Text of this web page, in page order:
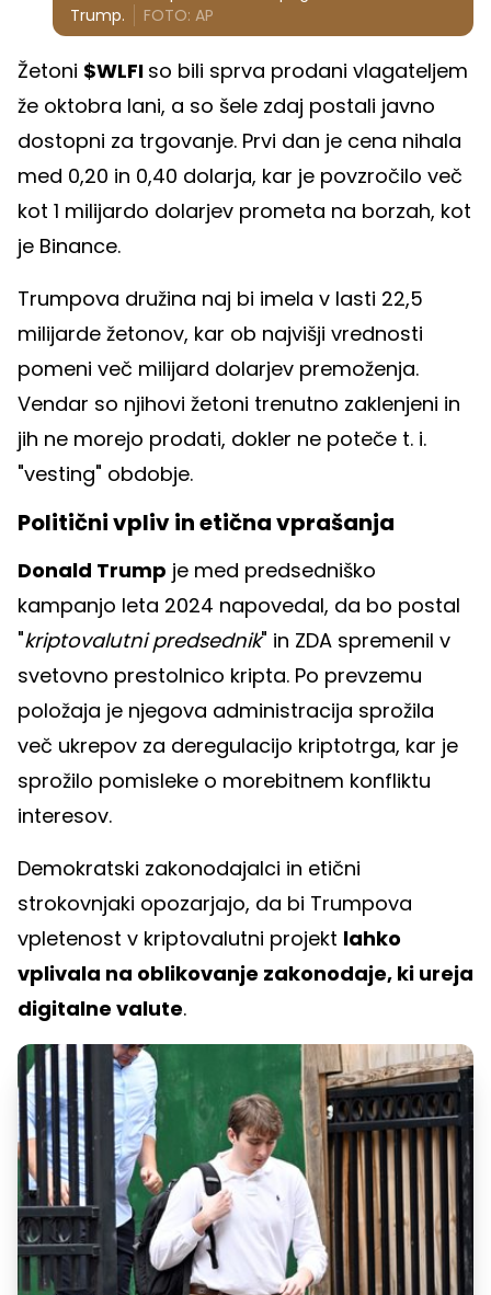
Trump.
FOTO: AP
Žetoni $WLFI so bili sprva prodani vlagateljem
že oktobra lani, a so šele zdaj postali javno
dostopni za trgovanje. Prvi dan je cena nihala
med 0,20 in 0,40 dolarja, kar je povzročilo več
kot 1 milijardo dolarjev prometa na borzah, kot
je Binance.
Trumpova družina naj bi imela v lasti 22,5
milijarde žetonov, kar ob najvišji vrednosti
pomeni več milijard dolarjev premoženja.
Vendar so njihovi žetoni trenutno zaklenjeni in
jih ne morejo prodati, dokler ne poteče t. i.
"vesting" obdobje.
Politični vpliv in etična vprašanja
Donald Trump je med predsedniško
kampanjo leta 2024 napovedal, da bo postal
"kriptovalutni predsednik" in ZDA spremenil v
svetovno prestolnico kripta. Po prevzemu
položaja je njegova administracija sprožila
več ukrepov za deregulacijo kriptotrga, kar je
sprožilo pomisleke o morebitnem konfliktu
interesov.
Demokratski zakonodajalci in etični
strokovnjaki opozarjajo, da bi Trumpova
vpletenost v kriptovalutni projekt lahko
vplivala na oblikovanje zakonodaje, ki ureja
digitalne valute.